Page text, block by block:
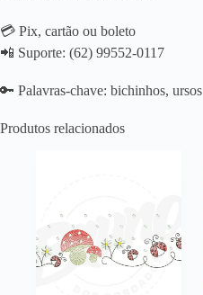
💳 Pix, cartão ou boleto
📲 Suporte: (62) 99552-0117
🔑 Palavras-chave: bichinhos, ursos
Produtos relacionados